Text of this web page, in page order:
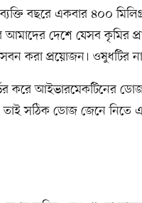
বছরে একবার ৪০০
আমাদের দেশে যেসব কৃমির
করা প্রয়োজন। ওষুধটির
করে আইভারমেকটিনের ডোজ
তাই সঠিক ডোজ জেনে